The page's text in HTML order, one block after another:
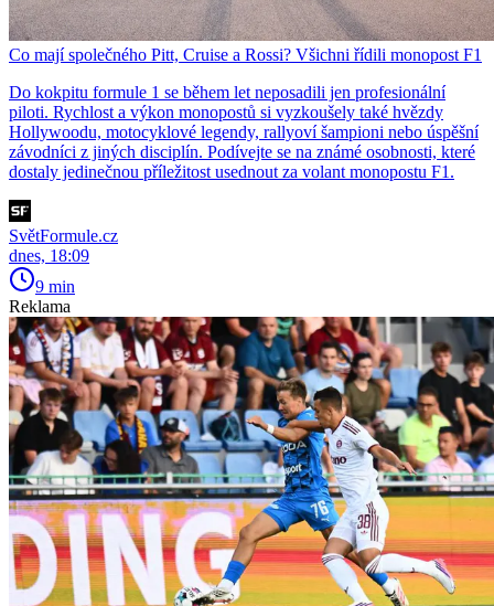
Co mají společného Pitt, Cruise a Rossi? Všichni řídili monopost F1
Do kokpitu formule 1 se během let neposadili jen profesionální
piloti. Rychlost a výkon monopostů si vyzkoušely také hvězdy
Hollywoodu, motocyklové legendy, rallyoví šampioni nebo úspěšní
závodníci z jiných disciplín. Podívejte se na známé osobnosti, které
dostaly jedinečnou příležitost usednout za volant monopostu F1.
SvětFormule.cz
dnes, 18:09
9 min
Reklama